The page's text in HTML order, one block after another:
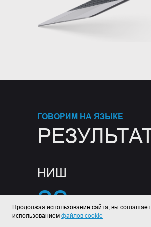
вами, а за кем-то еще — мы уже запутались...
E-mail
информационных материалов
Подписаться
ГОВОРИМ НА ЯЗЫКЕ
НИШ
22
Продолжая использование сайта, вы
использованием файлов cookie